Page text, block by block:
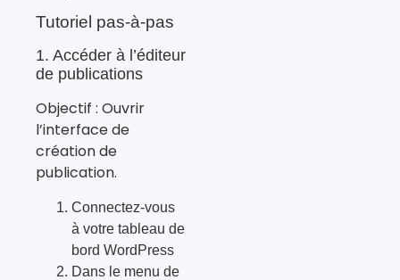
Tutoriel pas-à-pas
1. Accéder à l’éditeur
de publications
Objectif : Ouvrir
l’interface de
création de
publication.
Connectez-vous
à votre tableau de
bord WordPress
Dans le menu de